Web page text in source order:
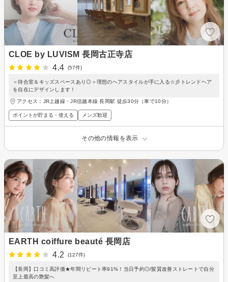
CLOE by LUVISM 長岡古正寺店
4.4
(57件)
＜待合室＆キッズスペースあり◎＞理想のヘアスタイルが手に入る☆彡トレンドヘア
を自在にデザインします！
アクセス：JR上越線・JR信越本線 長岡駅 徒歩30分（車で10分）
ポイントが貯まる・使える メンズ歓迎
その他の情報を表示
EARTH coiffure beauté 長岡店
4.2
(127件)
【長岡】口コミ高評価★年間リピート率91%！当日予約◎/髪質改善ストレートで自分
至上最高の艶髪へ